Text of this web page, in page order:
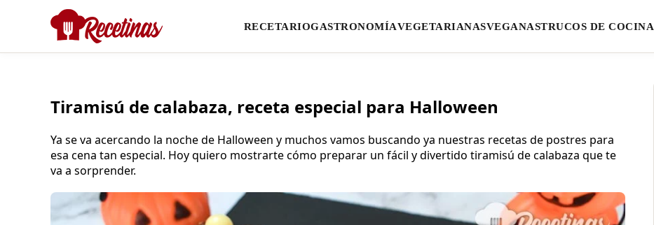
RECETARIOGASTRONOMÍAVEGETARIANASVEGANASTRUCOS DE COCINA
Tiramisú de calabaza, receta especial para Halloween
Ya se va acercando la noche de Halloween y muchos vamos buscando ya nuestras recetas de postres para
esa cena tan especial. Hoy quiero mostrarte cómo preparar un fácil y divertido tiramisú de calabaza que te
va a sorprender.